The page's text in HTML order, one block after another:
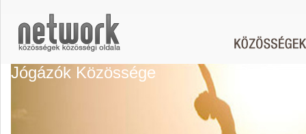
Jógázók Közössége